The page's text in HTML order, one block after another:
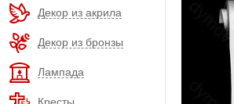
Декор из акрила
Декор из бронзы
Лампада
Кресты